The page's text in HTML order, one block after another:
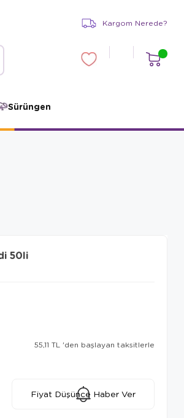
Kargom Nerede?
Sürüngen
50li
55,11 TL 'den başlayan taksitlerle
Fiyat Düşünce Haber Ver